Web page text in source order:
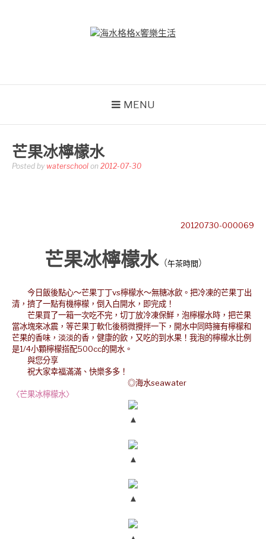
MENU
芒果冰檸檬水
Posted by waterschool on 2012-07-30
20120730-000069
芒果冰檸檬水（午茶時間）
今日飯後點心～芒果丁丁vs檸檬水～無糖冰飲。把冷凍的芒果丁出
清，擠了一點有機檸檬，倒入白開水，即完成！
芒果買了一箱一次吃不完，切丁放冷凍保鮮，泡檸檬水時，把芒果
當冰塊來冰震，等芒果丁軟化後稍微攪拌一下，開水中同時擁有檸檬和
芒果的香味，淡淡的香，健康的飲，又吃的到水果！我泡的檸檬水比例
是1/4小顆檸檬搭配500cc的開水。
與您分享
祝大家幸福滿滿、快樂多多！
◎海水seawater
〈芒果冰檸檬水〉
▲
▲
▲